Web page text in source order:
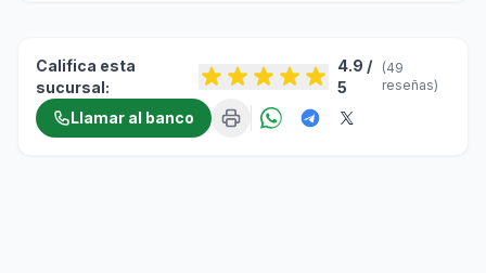
Califica esta
sucursal:
4.9 /
5
(49
reseñas)
Llamar al banco